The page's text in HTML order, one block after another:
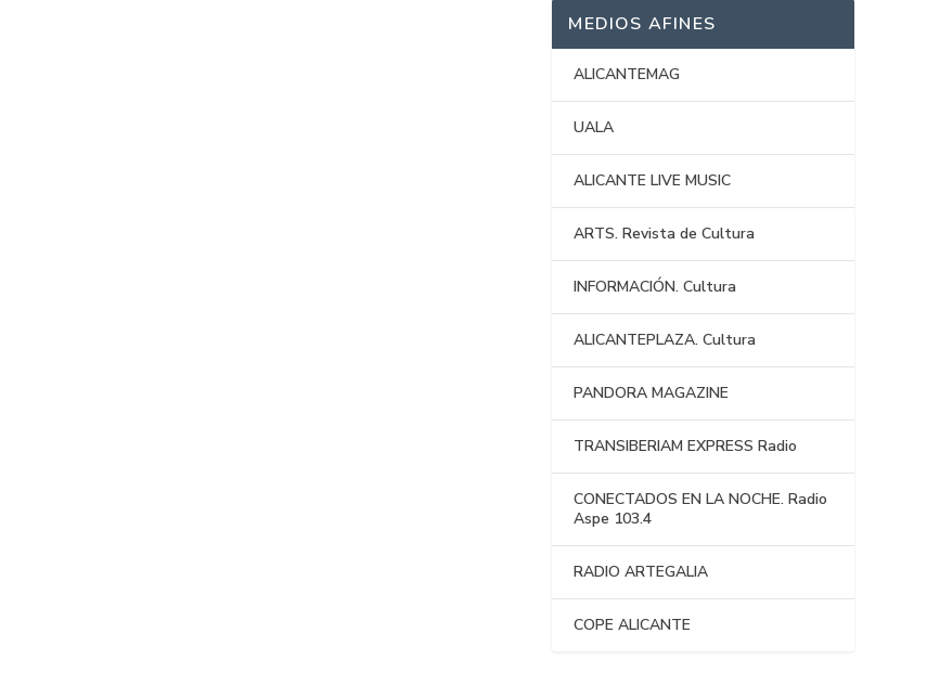
MEDIOS AFINES
ALICANTEMAG
UALA
ALICANTE LIVE MUSIC
ARTS. Revista de Cultura
INFORMACIÓN. Cultura
ALICANTEPLAZA. Cultura
PANDORA MAGAZINE
TRANSIBERIAM EXPRESS Radio
CONECTADOS EN LA NOCHE. Radio
Aspe 103.4
RADIO ARTEGALIA
COPE ALICANTE